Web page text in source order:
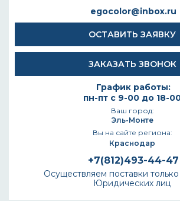
egocolor@inbox.ru
ОСТАВИТЬ ЗАЯВКУ
ЗАКАЗАТЬ ЗВОНОК
График работы:
пн-пт с 9-00 до 18-
Ваш город:
Эль-Монте
Вы на сайте региона:
Краснодар
+7(812)493-44-47
Осуществляем поставки
Юридических лиц